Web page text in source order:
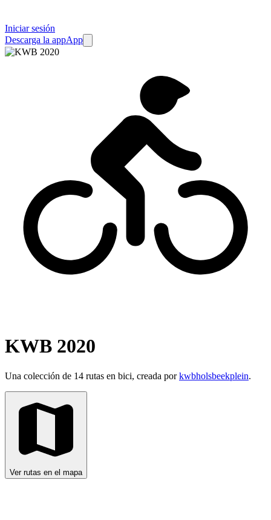
Iniciar sesión
Descarga la appApp
KWB 2020
Una colección de 14 rutas en bici, creada porkwbholsbeekplein.
Ver rutas en el mapa